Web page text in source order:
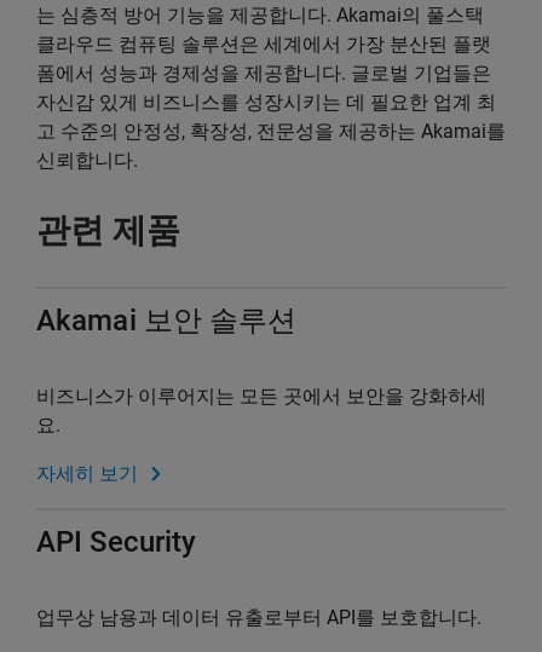
는 심층적 방어 기능을 제공합니다. Akamai의 풀스택
클라우드 컴퓨팅 솔루션은 세계에서 가장 분산된 플랫
폼에서 성능과 경제성을 제공합니다. 글로벌 기업들은
자신감 있게 비즈니스를 성장시키는 데 필요한 업계 최
고 수준의 안정성, 확장성, 전문성을 제공하는 Akamai를
신뢰합니다.
관련 제품
Akamai 보안 솔루션
비즈니스가 이루어지는 모든 곳에서 보안을 강화하세
요.
자세히 보기
API Security
업무상 남용과 데이터 유출로부터 API를 보호합니다.